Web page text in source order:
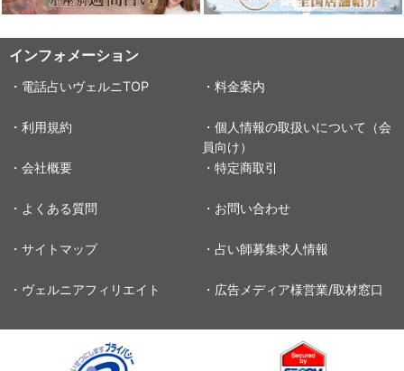
インフォメーション
・電話占いヴェルニTOP ・料金案内
・利用規約
・個人情報の取扱いについて（会
員向け）
・会社概要
・特定商取引
・よくある質問 ・お問い合わせ
・サイトマップ ・占い師募集求人情報
・ヴェルニアフィリエイト ・広告メディア様営業/取材窓口